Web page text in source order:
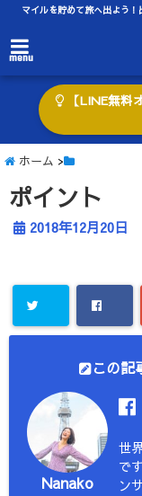
マイルを貯めて旅へ出よう
menu
【LINE無料
ホーム >
ポイント
2018年12月20日
この記
Nanako
世
で
ン